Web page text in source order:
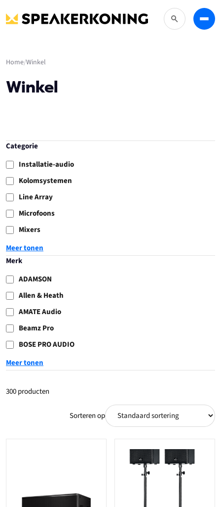
Zoeken
Home Winkel
Winkel
Categorie
Installatie-audio
Kolomsystemen
Line Array
Microfoons
Mixers
Meer tonen
Merk
ADAMSON
Allen & Heath
AMATE Audio
Beamz Pro
BOSE PRO AUDIO
Meer tonen
300 producten